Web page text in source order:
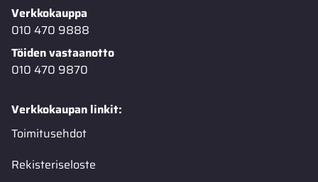
Verkkokauppa
010 470 9888
Töiden vastaanotto
010 470 9870
Verkkokaupan linkit:
Toimitusehdot
Rekisteriseloste